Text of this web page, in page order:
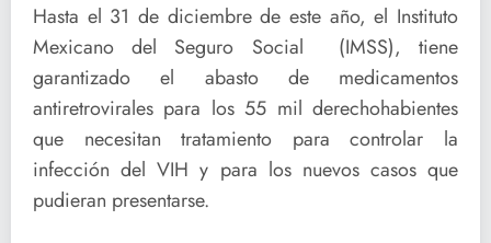
Hasta el 31 de diciembre de este año, el Instituto
Mexicano del Seguro Social (IMSS), tiene
garantizado el abasto de medicamentos
antiretrovirales para los 55 mil derechohabientes
que necesitan tratamiento para controlar la
infección del VIH y para los nuevos casos que
pudieran presentarse.